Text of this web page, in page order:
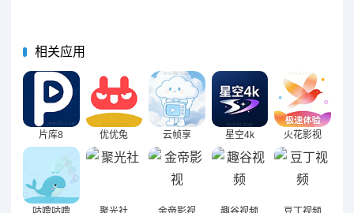
相关应用
片库8 优优兔 云帧享 星空4k 火花影视